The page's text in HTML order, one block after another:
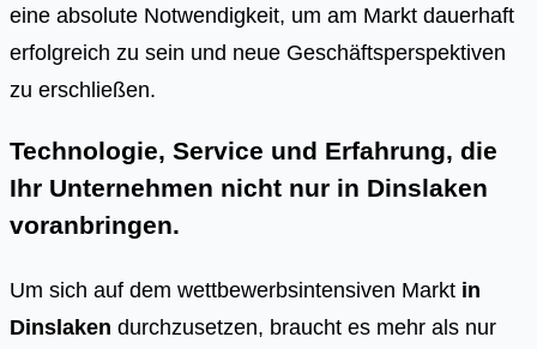
eine abso­lu­te Not­wen­dig­keit, um am Markt dau­er­haft
erfolg­reich zu sein und neue Geschäfts­per­spek­ti­ven
zu erschlie­ßen.
Technologie, Service und Erfahrung, die
Ihr Unternehmen nicht nur in Dinslaken
voranbringen.
Um sich auf dem wettbewerbsintensiven Markt in
Dinslaken durchzusetzen, braucht es mehr als nur